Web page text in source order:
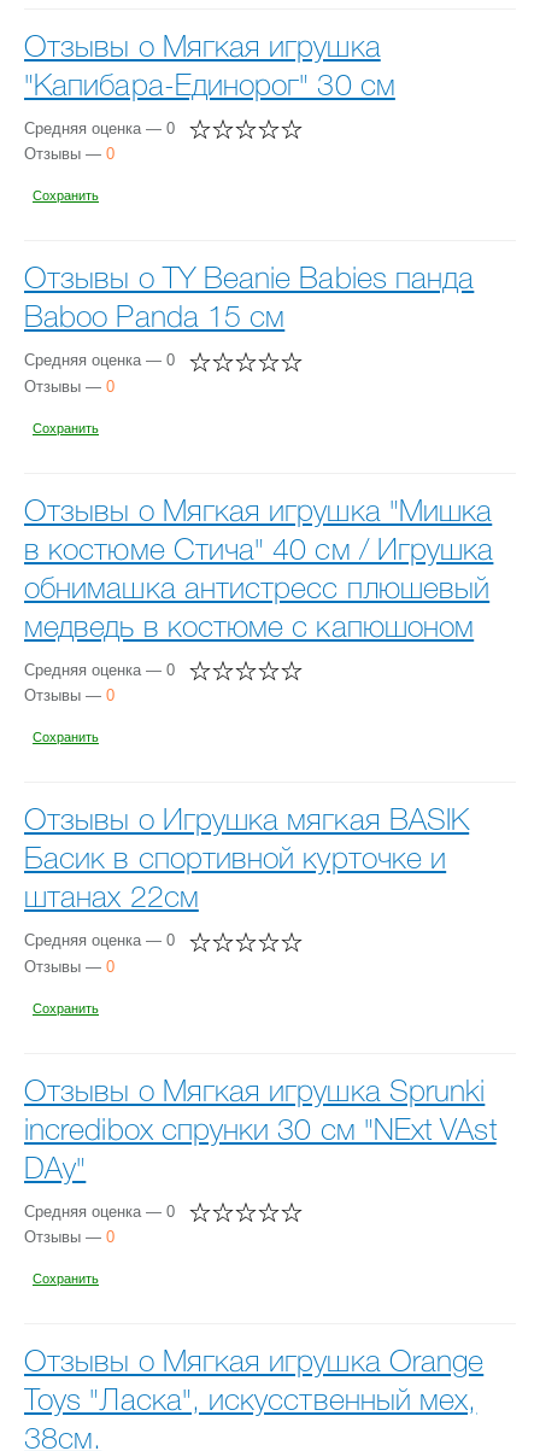
Отзывы о Мягкая игрушка
"Капибара-Единорог" 30 см
Средняя оценка — 0
Отзывы — 0
Сохранить
Отзывы о TY Beanie Babies панда
Baboo Panda 15 см
Средняя оценка — 0
Отзывы — 0
Сохранить
Отзывы о Мягкая игрушка "Мишка
в костюме Стича" 40 см / Игрушка
обнимашка антистресс плюшевый
медведь в костюме с капюшоном
Средняя оценка — 0
Отзывы — 0
Сохранить
Отзывы о Игрушка мягкая BASIK
Басик в спортивной курточке и
штанах 22см
Средняя оценка — 0
Отзывы — 0
Сохранить
Отзывы о Мягкая игрушка Sprunki
incredibox спрунки 30 см "NExt VAst
DAy"
Средняя оценка — 0
Отзывы — 0
Сохранить
Отзывы о Мягкая игрушка Orange
Toys "Ласка", искусственный мех,
38см.